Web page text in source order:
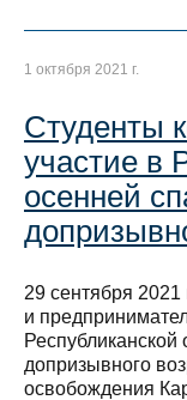
1 октября 2021 г.
Студенты
участие в
осенней
29 сентября
и
допризывного
освобождения